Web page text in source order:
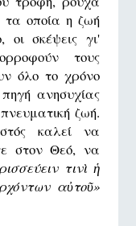
οποία η ζωή
σκέψεις γι'
τους
όλο το χρόνο
ανησυχίας
ζωή.
καλεί να
στον Θεό, να
τινὶ ἡ
αὐτοῦ»